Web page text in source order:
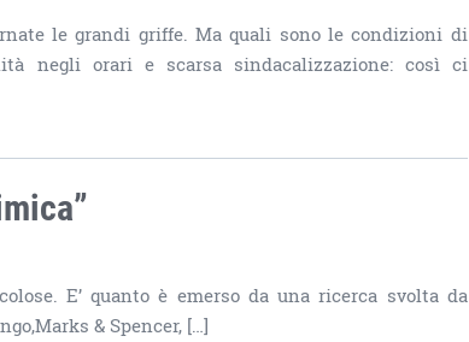
le grandi griffe. Ma quali sono le condizioni di
negli orari e scarsa sindacalizzazione: così ci
E’ quanto è emerso da una ricerca svolta da
& Spencer, […]